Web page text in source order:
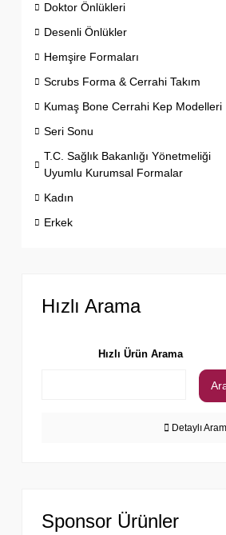
Doktor Önlükleri
Desenli Önlükler
Hemşire Formaları
Scrubs Forma & Cerrahi Takım
Kumaş Bone Cerrahi Kep Modelleri
Seri Sonu
T.C. Sağlık Bakanlığı Yönetmeliği
Uyumlu Kurumsal Formalar
Kadın
Erkek
Hızlı Arama
Hızlı Ürün Arama
Detaylı
Sponsor Ürünler